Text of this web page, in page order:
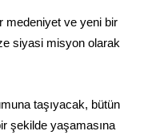
medeniyet ve yeni bir
siyasi misyon olarak
taşıyacak, bütün
şekilde yaşamasına